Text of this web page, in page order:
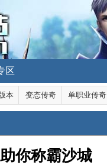
区
本 变态传奇 单职业传奇
你称霸沙城